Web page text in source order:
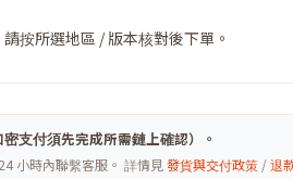
按所選地區 / 版本核對後下單。
付須先完成所需鏈上確認）。
小時內聯繫客服。 詳情見發貨與交付政策 /退